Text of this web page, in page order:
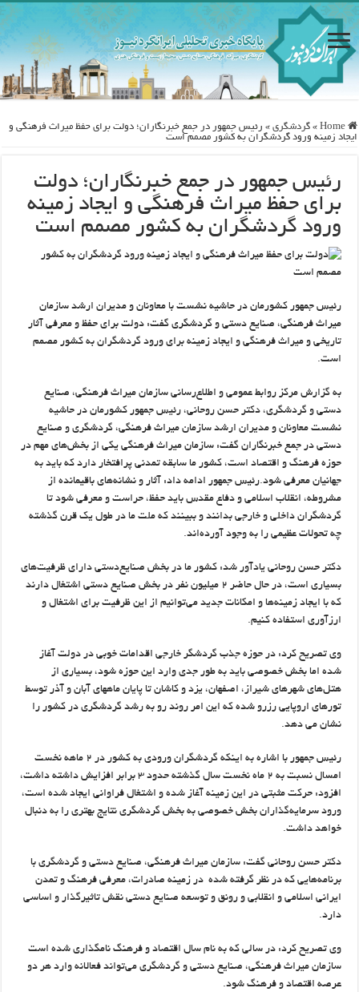
Home
» گردشگری » رئیس جمهور در جمع خبرنگاران؛ دولت برای حفظ میراث فرهنگی و
ایجاد زمینه ورود گردشگران به کشور مصمم است
رئیس جمهور در جمع خبرنگاران؛ دولت
برای حفظ میراث فرهنگی و ایجاد زمینه
ورود گردشگران به کشور مصمم است
رئیس جمهور کشورمان در حاشیه نشست با معاونان و مدیران ارشد سازمان
میراث فرهنگی، صنایع دستی و گردشگری گفت: دولت برای حفظ و معرفی آثار
تاریخی و میراث فرهنگی و ایجاد زمینه برای ورود گردشگران به کشور مصمم
است.
به گزارش مرکز روابط عمومی و اطلاع‌رسانی سازمان میراث فرهنگی، صنایع
دستی و گردشگری، دکتر حسن روحانی، رئیس جمهور کشورمان در حاشیه
نشست معاونان و مدیران ارشد سازمان میراث فرهنگی، گردشگری و صنایع
دستی در جمع خبرنگاران گفت: سازمان میراث فرهنگی یکی از بخش‌های مهم در
حوزه فرهنگ و اقتصاد است، کشور ما سابقه تمدنی پرافتخار دارد که باید به
جهانیان معرفی شود.رئیس جمهور ادامه داد: آثار و نشانه‌های باقیمانده از
مشروطه، انقلاب اسلامی و دفاع مقدس باید حفظ، حراست و معرفی شود تا
گردشگران داخلی و خارجی بدانند و ببینند که ملت ما در طول یک قرن گذشته
چه تحولات عظیمی را به وجود آورده‌اند.
دکتر حسن روحانی یادآور شد: کشور ما در بخش صنایع‌دستی دارای ظرفیت‌های
بسیاری است، در حال حاضر ۲ میلیون نفر در بخش صنایع دستی اشتغال دارند
که با ایجاد زمینه‌ها و امکانات جدید می‌توانیم از این ظرفیت برای اشتغال و
ارزآوری استفاده کنیم.
وی تصریح کرد: در حوزه جذب گردشگر خارجی اقدامات خوبی در دولت آغاز
شده اما بخش خصوصی باید به طور جدی وارد این حوزه شود، بسیاری از
هتل‌های شهرهای شیراز، اصفهان، یزد و کاشان تا پایان ماههای آبان و آذر توسط
تورهای اروپایی رزرو شده که این امر روند رو به رشد گردشگری در کشور را
نشان می دهد.
رئیس جمهور با اشاره به اینکه گردشگران ورودی به کشور در ۲ ماهه نخست
امسال نسبت به ۲ ماه نخست سال گذشته حدود ۳ برابر افزایش داشته داشت،
افزود: حرکت مثبتی در این زمینه آغاز شده و اشتغال فراوانی ایجاد شده است،
ورود سرمایه‌گذاران بخش خصوصی به بخش گردشگری نتایج بهتری را به دنبال
خواهد داشت.
دکتر حسن روحانی گفت: سازمان میراث فرهنگی، صنایع دستی و گردشگری با
برنامه‌هایی که در نظر گرفته شده در زمینه صادرات، معرفی فرهنگ و تمدن
ایرانی اسلامی و انقلابی و رونق و توسعه صنایع دستی نقش تاثیرگذار و اساسی
دارد.
وی تصریح کرد: در سالی که به نام سال اقتصاد و فرهنگ نامگذاری شده است
سازمان میراث فرهنگی، صنایع دستی و گردشگری می‌تواند فعالانه وارد هر دو
عرصه اقتصاد و فرهنگ شود.